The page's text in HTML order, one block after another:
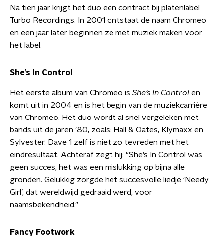
Na tien jaar krijgt het duo een contract bij platenlabel
Turbo Recordings. In 2001 ontstaat de naam Chromeo
en een jaar later beginnen ze met muziek maken voor
het label.
She’s In Control
Het eerste album van Chromeo is She’s In Control en
komt uit in 2004 en is het begin van de muziekcarrière
van Chromeo. Het duo wordt al snel vergeleken met
bands uit de jaren ’80, zoals: Hall & Oates, Klymaxx en
Sylvester. Dave 1 zelf is niet zo tevreden met het
eindresultaat. Achteraf zegt hij: “She’s In Control was
geen succes, het was een mislukking op bijna alle
gronden. Gelukkig zorgde het succesvolle liedje ‘Needy
Girl’, dat wereldwijd gedraaid werd, voor
naamsbekendheid.”
Fancy Footwork